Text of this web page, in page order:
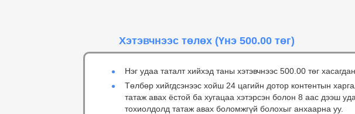
Хэтэвчнээс төлөх (Үнэ 500.00 төг)
Нэг удаа таталт хийхэд таны хэтэвчнээс 500.00 төг
Төлбөр хийгдсэнээс хойш 24 цагийн дотор контентын
татаж авах ёстой ба хугацаа хэтэрсэн болон 8 аас дээш
тохиолдолд татаж авах боломжгүй болохыг анхаарна уу.